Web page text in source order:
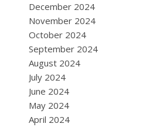
December 2024
November 2024
October 2024
September 2024
August 2024
July 2024
June 2024
May 2024
April 2024